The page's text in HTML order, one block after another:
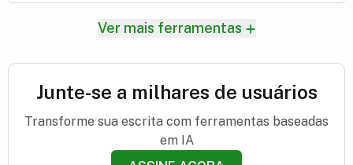
Ver mais ferramentas
Junte-se a milhares de usuários
Transforme sua escrita com ferramentas baseadas
em IA